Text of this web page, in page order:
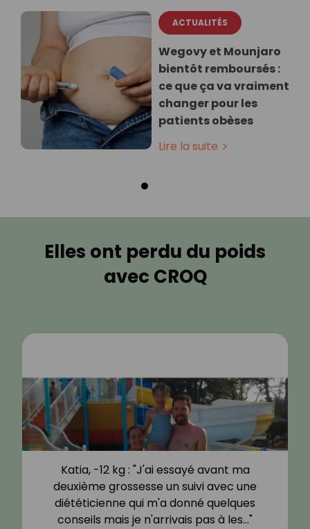
ACTUALITÉS
Wegovy et Mounjaro
bientôt remboursés :
ce que ça va vraiment
changer pour les
patients obèses
Lire la suite
Elles ont perdu du poids
avec CROQ
Katia, -12 kg : "J'ai essayé avant ma
deuxième grossesse un suivi avec une
diététicienne qui m'a donné quelques
conseils mais je n'arrivais pas à les…"